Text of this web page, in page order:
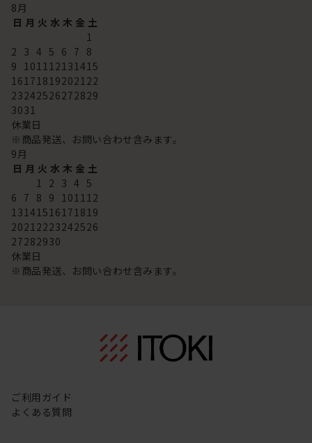
8月
日 月 火 水 木 金 土
1
2 3 4 5 6 7 8
9 101112131415
16171819202122
23242526272829
3031
休業日
※商品発送、お問い合わせ含みます。
9月
日 月 火 水 木 金 土
1 2 3 4 5
6 7 8 9 101112
13141516171819
20212223242526
27282930
休業日
※商品発送、お問い合わせ含みます。
ご利用ガイド
よくある質問